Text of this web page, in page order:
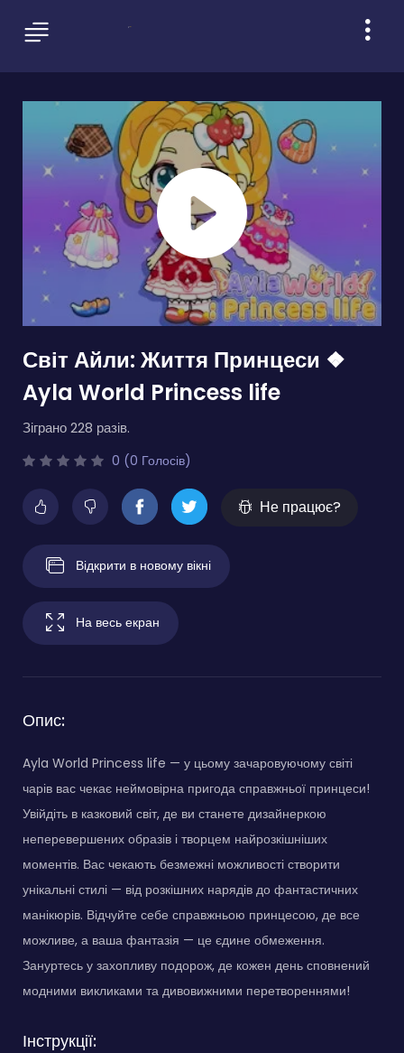
Світ Айли: Життя Принцеси ❖
Ayla World Princess life
Зіграно 228 разів.
0 (0 Голосів)
Не працює?
Відкрити в новому вікні
На весь екран
Опис:
Ayla World Princess life — у цьому зачаровуючому світі
чарів вас чекає неймовірна пригода справжньої принцеси!
Увійдіть в казковий світ, де ви станете дизайнеркою
неперевершених образів і творцем найрозкішніших
моментів. Вас чекають безмежні можливості створити
унікальні стилі — від розкішних нарядів до фантастичних
манікюрів. Відчуйте себе справжньою принцесою, де все
можливе, а ваша фантазія — це єдине обмеження.
Зануртесь у захопливу подорож, де кожен день сповнений
модними викликами та дивовижними перетвореннями!
Інструкції: